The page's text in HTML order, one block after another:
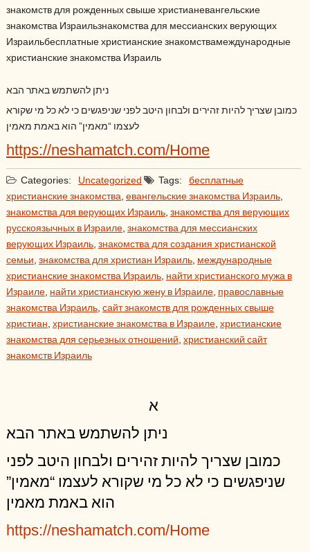
знакомств для рожденных свыше христианевангельские
знакомства Израильзнакомства для мессианских верующих
Израильбесплатные христианские знакомствамеждународные
христианские знакомства Израиль
ניתן להשתמש באתר הבא
כמובן שצריך להיות זהירים ולבחון היטב לפני שניפגשים כי לא כל מי שקורא
לעצמו “מאמין” הוא באמת מאמין
https://neshamatch.com/Home
Categories: Uncategorized Tags:
бесплатные
христианские знакомства, евангельские знакомства Израиль,
знакомства для верующих Израиль, знакомства для верующих
русскоязычных в Израиле, знакомства для мессианских
верующих Израиль, знакомства для создания христианской
семьи, знакомства для христиан Израиль, международные
христианские знакомства Израиль, найти христианского мужа в
Израиле, найти христианскую жену в Израиле, православные
знакомства Израиль, сайт знакомств для рожденных свыше
христиан, христианские знакомства в Израиле, христианские
знакомства для серьезных отношений, христианский сайт
знакомств Израиль
א
ניתן להשתמש באתר הבא
כמובן שצריך להיות זהירים ולבחון היטב לפני
שניפגשים כי לא כל מי שקורא לעצמו “מאמין”
הוא באמת מאמין
https://neshamatch.com/Home